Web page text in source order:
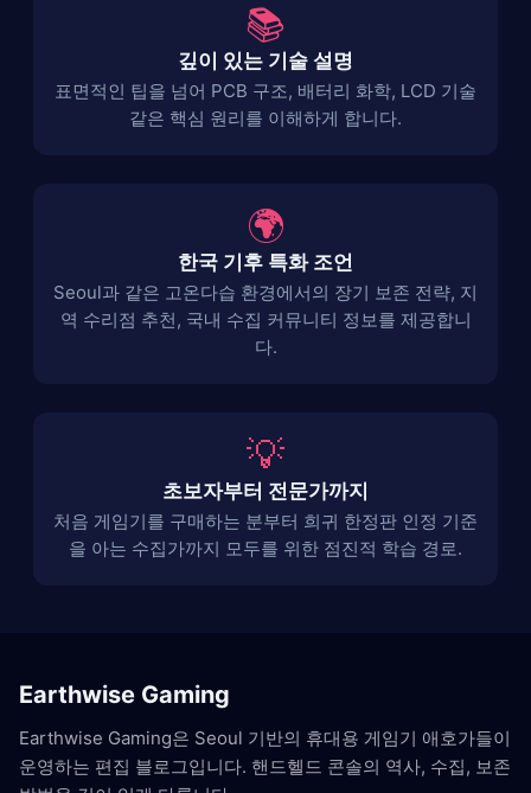
📚
깊이 있는 기술 설명
표면적인 팁을 넘어 PCB 구조, 배터리 화학, LCD 기술
같은 핵심 원리를 이해하게 합니다.
🌍
한국 기후 특화 조언
Seoul과 같은 고온다습 환경에서의 장기 보존 전략, 지
역 수리점 추천, 국내 수집 커뮤니티 정보를 제공합니
다.
💡
초보자부터 전문가까지
처음 게임기를 구매하는 분부터 희귀 한정판 인정 기준
을 아는 수집가까지 모두를 위한 점진적 학습 경로.
Earthwise Gaming
Earthwise Gaming은 Seoul 기반의 휴대용 게임기 애호가들이
운영하는 편집 블로그입니다. 핸드헬드 콘솔의 역사, 수집, 보존